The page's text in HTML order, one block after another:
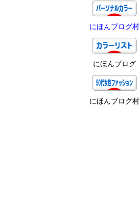
にほんブログ村
にほんブログ
にほんブログ村